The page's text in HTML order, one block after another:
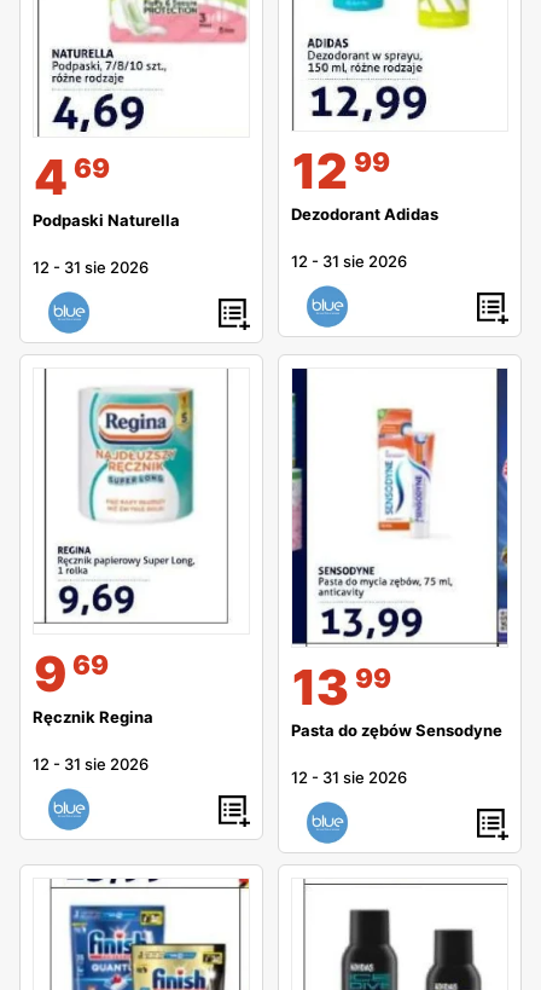
4 69
Podpaski Naturella
12 - 31 sie 2026
12 99
Dezodorant Adidas
12 - 31 sie 2026
9 69
Ręcznik Regina
12 - 31 sie 2026
13 99
Pasta do zębów Sensodyne
12 - 31 sie 2026